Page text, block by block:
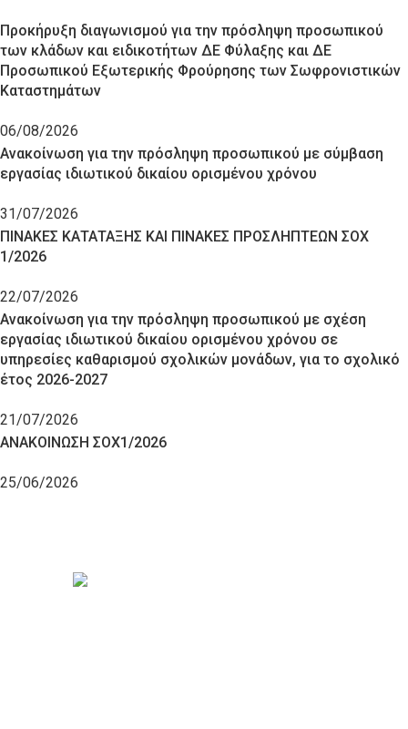
Προκήρυξη διαγωνισμού για την πρόσληψη προσωπικού
των κλάδων και ειδικοτήτων ΔΕ Φύλαξης και ΔΕ
Προσωπικού Εξωτερικής Φρούρησης των Σωφρονιστικών
Καταστημάτων
06/08/2026
Ανακοίνωση για την πρόσληψη προσωπικού με σύμβαση
εργασίας ιδιωτικού δικαίου ορισμένου χρόνου
31/07/2026
ΠΙΝΑΚΕΣ ΚΑΤΑΤΑΞΗΣ ΚΑΙ ΠΙΝΑΚΕΣ ΠΡΟΣΛΗΠΤΕΩΝ ΣΟΧ
1/2026
22/07/2026
Ανακοίνωση για την πρόσληψη προσωπικού με σχέση
εργασίας ιδιωτικού δικαίου ορισμένου χρόνου σε
υπηρεσίες καθαρισμού σχολικών μονάδων, για το σχολικό
έτος 2026-2027
21/07/2026
ΑΝΑΚΟΙΝΩΣΗ ΣΟΧ1/2026
25/06/2026